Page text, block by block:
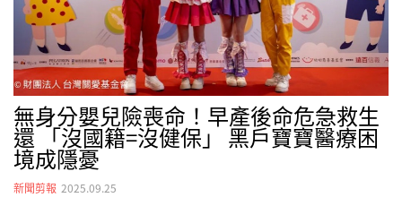
可追蹤的請求收尾，…
無身分嬰兒險喪命！早產後命危急救生
還 「沒國籍=沒健保」 黑戶寶寶醫療困
境成隱憂
新聞剪報 2025.09.25